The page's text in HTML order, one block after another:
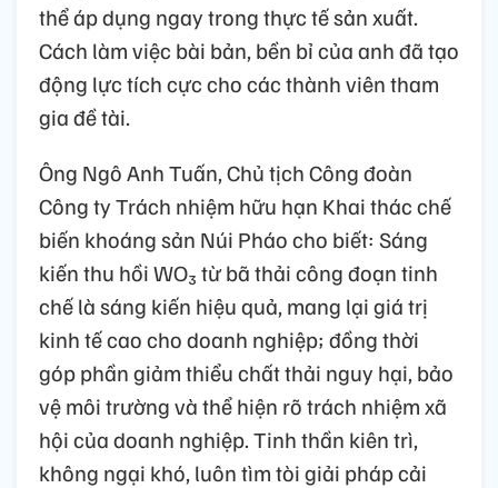
thể áp dụng ngay trong thực tế sản xuất.
Cách làm việc bài bản, bền bỉ của anh đã tạo
động lực tích cực cho các thành viên tham
gia đề tài.
Ông Ngô Anh Tuấn, Chủ tịch Công đoàn
Công ty Trách nhiệm hữu hạn Khai thác chế
biến khoáng sản Núi Pháo cho biết: Sáng
kiến thu hồi WO₃ từ bã thải công đoạn tinh
chế là sáng kiến hiệu quả, mang lại giá trị
kinh tế cao cho doanh nghiệp; đồng thời
góp phần giảm thiểu chất thải nguy hại, bảo
vệ môi trường và thể hiện rõ trách nhiệm xã
hội của doanh nghiệp. Tinh thần kiên trì,
không ngại khó, luôn tìm tòi giải pháp cải